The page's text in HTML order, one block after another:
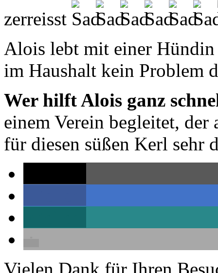
zerreisst
Alois lebt mit einer Hündin
im Haushalt kein Problem
Wer hilft Alois ganz
einem Verein begleitet, der
für diesen süßen Kerl sehr
Vielen Dank für Ihren